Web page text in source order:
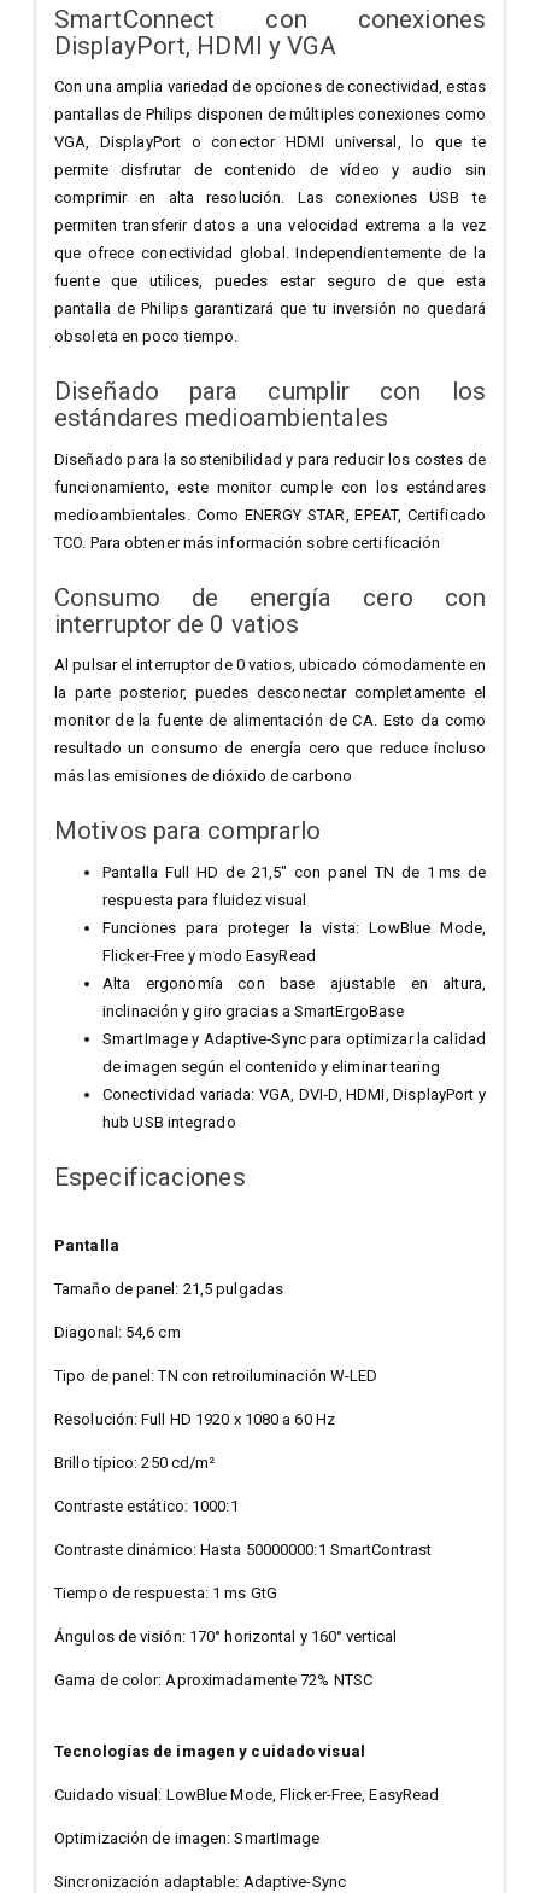
SmartConnect con conexiones
DisplayPort, HDMI y VGA
Con una amplia variedad de opciones de conectividad, estas
pantallas de Philips disponen de múltiples conexiones como
VGA, DisplayPort o conector HDMI universal, lo que te
permite disfrutar de contenido de vídeo y audio sin
comprimir en alta resolución. Las conexiones USB te
permiten transferir datos a una velocidad extrema a la vez
que ofrece conectividad global. Independientemente de la
fuente que utilices, puedes estar seguro de que esta
pantalla de Philips garantizará que tu inversión no quedará
obsoleta en poco tiempo.
Diseñado para cumplir con los
estándares medioambientales
Diseñado para la sostenibilidad y para reducir los costes de
funcionamiento, este monitor cumple con los estándares
medioambientales. Como ENERGY STAR, EPEAT, Certificado
TCO. Para obtener más información sobre certificación
Consumo de energía cero con
interruptor de 0 vatios
Al pulsar el interruptor de 0 vatios, ubicado cómodamente en
la parte posterior, puedes desconectar completamente el
monitor de la fuente de alimentación de CA. Esto da como
resultado un consumo de energía cero que reduce incluso
más las emisiones de dióxido de carbono
Motivos para comprarlo
Pantalla Full HD de 21,5" con panel TN de 1 ms de
respuesta para fluidez visual
Funciones para proteger la vista: LowBlue Mode,
Flicker‑Free y modo EasyRead
Alta ergonomía con base ajustable en altura,
inclinación y giro gracias a SmartErgoBase
SmartImage y Adaptive‑Sync para optimizar la calidad
de imagen según el contenido y eliminar tearing
Conectividad variada: VGA, DVI‑D, HDMI, DisplayPort y
hub USB integrado
Especificaciones
Pantalla
Tamaño de panel: 21,5 pulgadas
Diagonal: 54,6 cm
Tipo de panel: TN con retroiluminación W-LED
Resolución: Full HD 1920 x 1080 a 60 Hz
Brillo típico: 250 cd/m²
Contraste estático: 1000:1
Contraste dinámico: Hasta 50000000:1 SmartContrast
Tiempo de respuesta: 1 ms GtG
Ángulos de visión: 170° horizontal y 160° vertical
Gama de color: Aproximadamente 72% NTSC
Tecnologías de imagen y cuidado visual
Cuidado visual: LowBlue Mode, Flicker-Free, EasyRead
Optimización de imagen: SmartImage
Sincronización adaptable: Adaptive-Sync